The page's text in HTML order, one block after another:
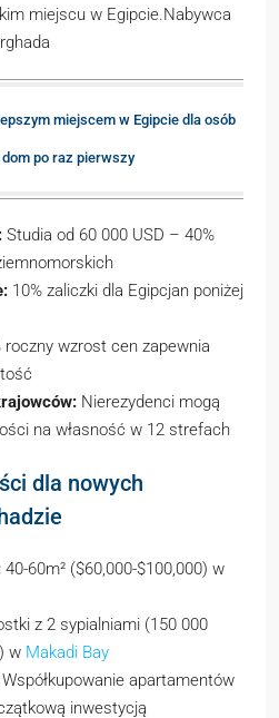
miejscu w Egipcie.Nabywca
miejscem w Egipcie dla osób
po raz pierwszy
Studia od 60 000 USD – 40%
10% zaliczki dla Egipcjan poniżej
roczny wzrost cen zapewnia
Nierezydenci mogą
na własność w 12 strefach
dla nowych
40-60m² ($60,000-$100,000) w
z 2 sypialniami (150 000
w Makadi Bay
Współkupowanie apartamentów
inwestycją